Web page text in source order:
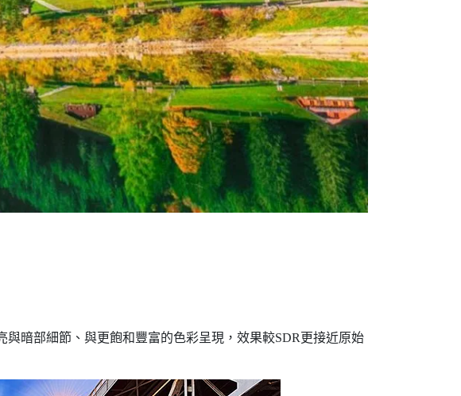
暗部細節、與更飽和豐富的色彩呈現，效果較SDR更接近原始